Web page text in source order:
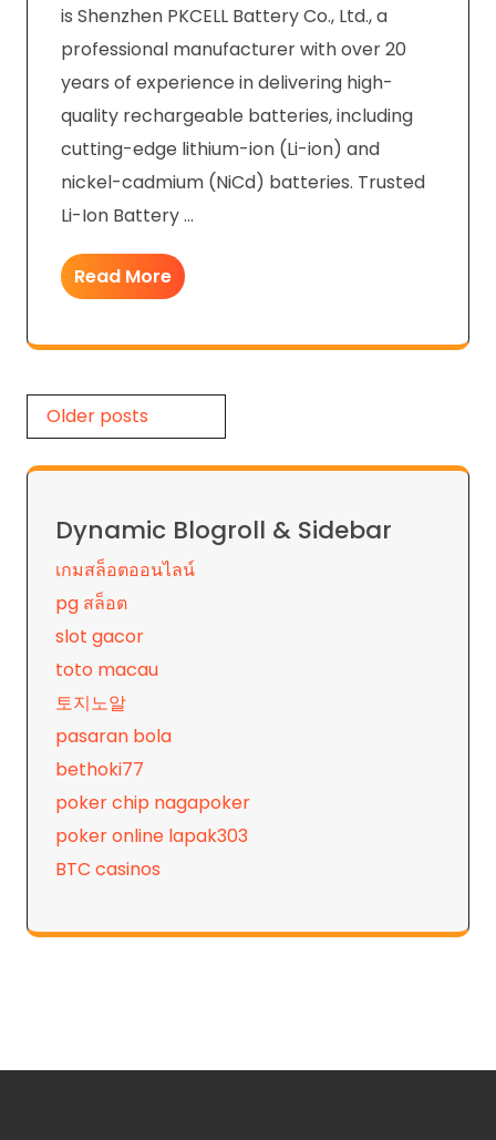
is Shenzhen PKCELL Battery Co., Ltd., a
professional manufacturer with over 20
years of experience in delivering high-
quality rechargeable batteries, including
cutting-edge lithium-ion (Li-ion) and
nickel-cadmium (NiCd) batteries. Trusted
Li-Ion Battery …
Read More
Posts
navigation
Older posts
Dynamic Blogroll & Sidebar
เกมสล็อตออนไลน์
pg สล็อต
slot gacor
toto macau
토지노알
pasaran bola
bethoki77
poker chip nagapoker
poker online lapak303
BTC casinos